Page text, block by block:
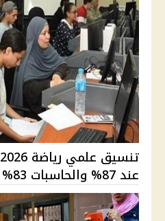
عند 87% والحاسبات 83% وأماكن بال...